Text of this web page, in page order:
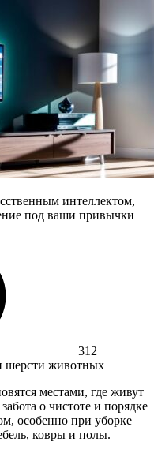
интеллектом,
под ваши привычки
312
шерсти животных
местами, где живут
о чистоте и порядке
особенно при уборке
ковры и полы.